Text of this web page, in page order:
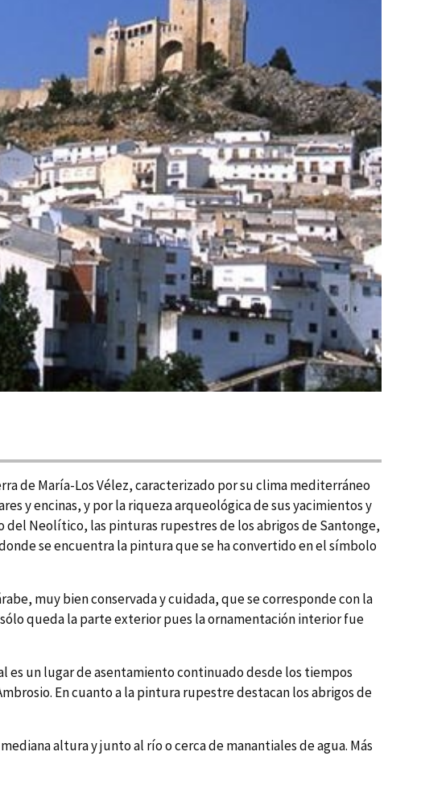
de Marí­a-Los Vélez, caracterizado por su clima mediterráneo
y encinas, y por la riqueza arqueológica de sus yacimientos y
Neolí­tico, las pinturas rupestres de los abrigos de Santonge,
se encuentra la pintura que se ha convertido en el sí­mbolo
muy bien conservada y cuidada, que se corresponde con la
queda la parte exterior pues la ornamentación interior fue
un lugar de asentamiento continuado desde los tiempos
En cuanto a la pintura rupestre destacan los abrigos de
altura y junto al rí­o o cerca de manantiales de agua. Más